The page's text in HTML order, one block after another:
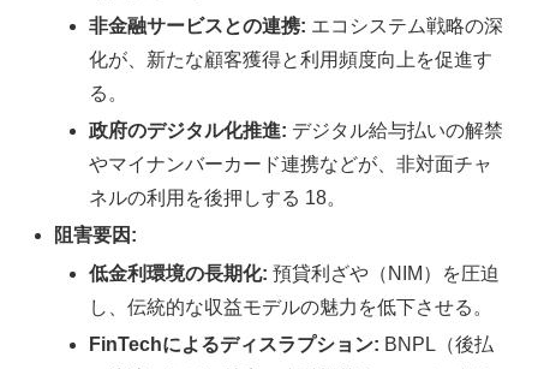
非金融サービスとの連携: エコシステム戦略の深
化が、新たな顧客獲得と利用頻度向上を促進す
る。
政府のデジタル化推進: デジタル給与払いの解禁
やマイナンバーカード連携などが、非対面チャ
ネルの利用を後押しする 18。
阻害要因:
低金利環境の長期化: 預貸利ざや（NIM）を圧迫
し、伝統的な収益モデルの魅力を低下させる。
FinTechによるディスラプション: BNPL（後払